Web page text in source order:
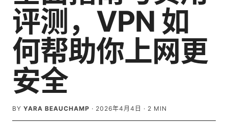
评测，VPN 如
何帮助你上网更
安全
BY YARA BEAUCHAMP · 2026年4月4日 · 2 MIN